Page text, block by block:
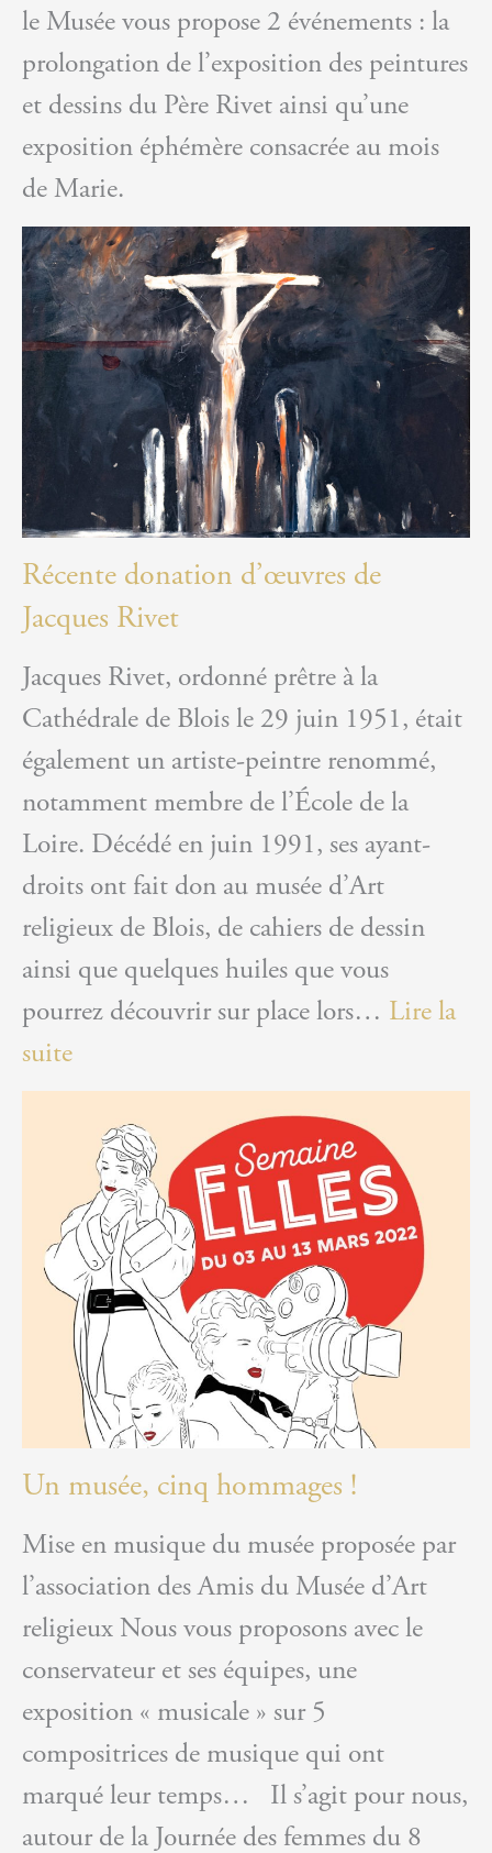
le Musée vous propose 2 événements : la
prolongation de l’exposition des peintures
et dessins du Père Rivet ainsi qu’une
exposition éphémère consacrée au mois
de Marie.
Récente donation d’œuvres de
Jacques Rivet
Jacques Rivet, ordonné prêtre à la
Cathédrale de Blois le 29 juin 1951, était
également un artiste-peintre renommé,
notamment membre de l’École de la
Loire. Décédé en juin 1991, ses ayant-
droits ont fait don au musée d’Art
religieux de Blois, de cahiers de dessin
ainsi que quelques huiles que vous
pourrez découvrir sur place lors… Lire la
suite:
Récente
donation
d’œuvres
de
Jacques
Rivet
Un musée, cinq hommages !
Mise en musique du musée proposée par
l’association des Amis du Musée d’Art
religieux Nous vous proposons avec le
conservateur et ses équipes, une
exposition « musicale » sur 5
compositrices de musique qui ont
marqué leur temps… Il s’agit pour nous,
autour de la Journée des femmes du 8